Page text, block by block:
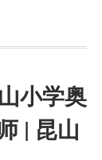
小学奥
| 昆山